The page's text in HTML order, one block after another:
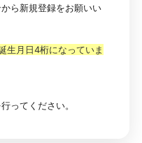
ら新規登録をお願いい
生月日4桁になっていま
ってください。